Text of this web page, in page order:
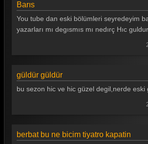
Güldür güldür 222. Bölüm
Güldür güldür 221. Bölüm
Güldür güldür 218. Bölüm
Güldür güldür 215. Bölüm
Barıs
You tube dan eski bölümleri seyredeyim
yazarları mı degısmıs mı nedırç Hıc
güldür güldür
bu sezon hic ve hic güzel degil,nerde eski
berbat bu ne bicim tiyatro kapatin